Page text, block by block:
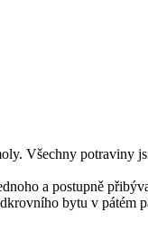
Všechny potraviny
a postupně
bytu v pátém